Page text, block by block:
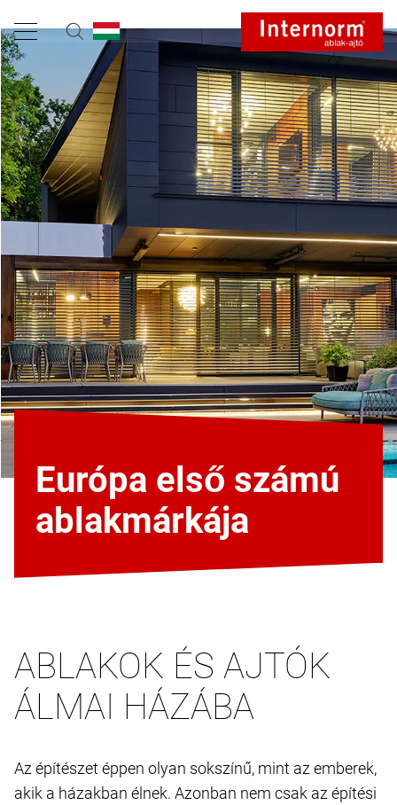
Európa első számú
ablakmárkája
ABLAKOK ÉS AJTÓK
ÁLMAI HÁZÁBA
Az építészet éppen olyan sokszínű, mint az emberek,
akik a házakban élnek. Azonban nem csak az építési